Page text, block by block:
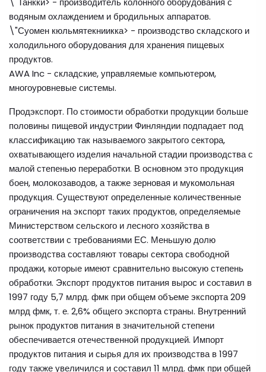
водяным охлаждением и бродильных аппаратов.
\"Суомен кюльмятекниикка> - производство складского и
холодильного оборудования для хранения пищевых
продуктов.
AWA Inc - складские, управляемые компьютером,
многоуровневые системы.
Продэкспорт. По стоимости обработки продукции больше
половины пищевой индустрии Финляндии подпадает под
классификацию так называемого закрытого сектора,
охватывающего изделия начальной стадии производства с
малой степенью переработки. В основном это продукция
боен, молокозаводов, а также зерновая и мукомольная
продукция. Существуют определенные количественные
ограничения на экспорт таких продуктов, определяемые
Министерством сельского и лесного хозяйства в
соответствии с требованиями ЕС. Меньшую долю
производства составляют товары сектора свободной
продажи, которые имеют сравнительно высокую степень
обработки. Экспорт продуктов питания вырос и составил в
1997 году 5,7 млрд. фмк при общем объеме экспорта 209
млрд фмк, т. е. 2,6% общего экспорта страны. Внутренний
рынок продуктов питания в значительной степени
обеспечивается отечественной продукцией. Импорт
продуктов питания и сырья для их производства в 1997
году также увеличился и составил 11 млрд. фмк при общей